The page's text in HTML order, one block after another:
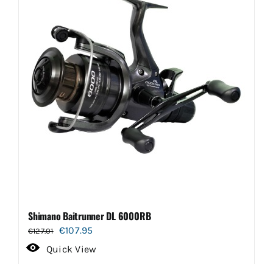
Shimano Baitrunner DL 6000RB
€127.01
Oorspronkelijke
prijs
€107.95
prijs
Quick View